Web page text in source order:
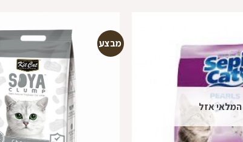
המלאי אזל
מבצע